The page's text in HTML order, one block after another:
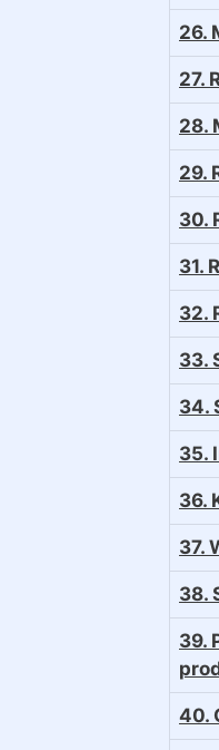
26.
27.
28.
29.
30.
31.
32.
33.
34.
35.
36.
37.
38.
39.
40.